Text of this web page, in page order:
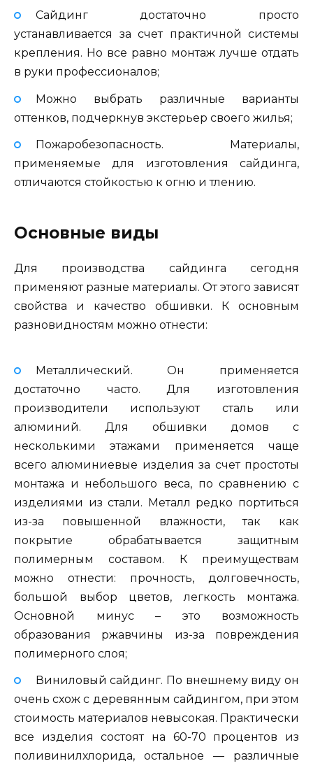
Сайдинг достаточно просто
устанавливается за счет практичной системы
крепления. Но все равно монтаж лучше отдать
в руки профессионалов;
Можно выбрать различные варианты
оттенков, подчеркнув экстерьер своего жилья;
Пожаробезопасность. Материалы,
применяемые для изготовления сайдинга,
отличаются стойкостью к огню и тлению.
Основные виды
Для производства сайдинга сегодня
применяют разные материалы. От этого зависят
свойства и качество обшивки. К основным
разновидностям можно отнести:
Металлический. Он применяется
достаточно часто. Для изготовления
производители используют сталь или
алюминий. Для обшивки домов с
несколькими этажами применяется чаще
всего алюминиевые изделия за счет простоты
монтажа и небольшого веса, по сравнению с
изделиями из стали. Металл редко портиться
из-за повышенной влажности, так как
покрытие обрабатывается защитным
полимерным составом. К преимуществам
можно отнести: прочность, долговечность,
большой выбор цветов, легкость монтажа.
Основной минус – это возможность
образования ржавчины из-за повреждения
полимерного слоя;
Виниловый сайдинг. По внешнему виду он
очень схож с деревянным сайдингом, при этом
стоимость материалов невысокая. Практически
все изделия состоят на 60-70 процентов из
поливинилхлорида, остальное — различные